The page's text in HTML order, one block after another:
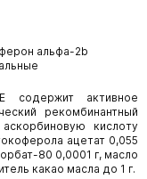
альфа-2b
активное
рекомбинантный
кислоту
ацетат 0,055
80 0,0001 г, масло
какао масла до 1 г.